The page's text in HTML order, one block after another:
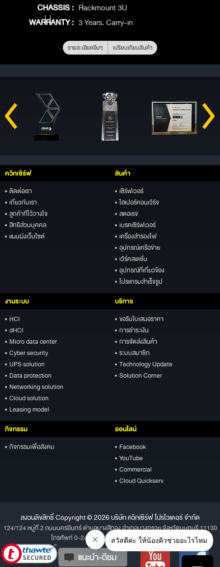
CHASSIS : Rackmount 3U
WARRANTY : 3 Years. Carry-in
รายละเอียดอื่นๆ เปรียบเทียบสินค้า
ควิกเซิร์ฟ
• ติดต่อเรา
• เกี่ยวกับเรา
• ลูกค้าที่ไว้วางใจ
• สิทธิส่วนบุคคล
• แผนผังเว็บไซต์
สินค้า
• เซิร์ฟเวอร์
• ไฮเปอร์คอนเวิร์จ
• สตอเรจ
• เบรคเซิร์ฟเวอร์
• เครื่องสำรองไฟ
• อุปกรณ์เครือข่าย
• เวิร์คสเตชั่น
• อุปกรณ์ที่เกี่ยวข้อง
• โปรแกรมสำเร็จรูป
งานระบบ
• HCI
• dHCI
• Micro data center
• Cyber security
• UPS solution
• Data protection
• Networking solution
• Cloud solution
• Leasing model
บริการ
• ขอรับใบเสนอราคา
• การชำระเงิน
• การจัดส่งสินค้า
• ระบบสมาชิก
• Technology Update
• Solution Corner
กิจกรรม
• กิจกรรมเพื่อสังคม
ออนไลน์
• Facebook
• YouTube
• Commercial
• Cloud Quickserv
สงวนลิขสิทธิ์ Copyright © 2026 บริษัท ควิกเซิร์ฟ โปรไวเดอร์ จำกัด
124/124 หมู่ที่ 2 ถนนนครอินทร์ ตำบลบางสีทอง อำเภอบางกรวย จังหวัดนนทบุรี 11130
โทรศัพท์ 0-2496-1234 โทรสาร 0-2496-1001